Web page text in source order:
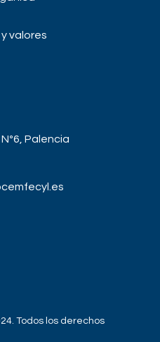
valores
Palencia
Todos los derechos